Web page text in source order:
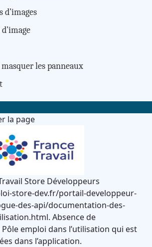
d’images
les panneaux
la page
Store Développeurs
store-dev.fr/portail-developpeur-
des-api/documentation-des-
Absence de
emploi dans l’utilisation qui est
dans l’application.